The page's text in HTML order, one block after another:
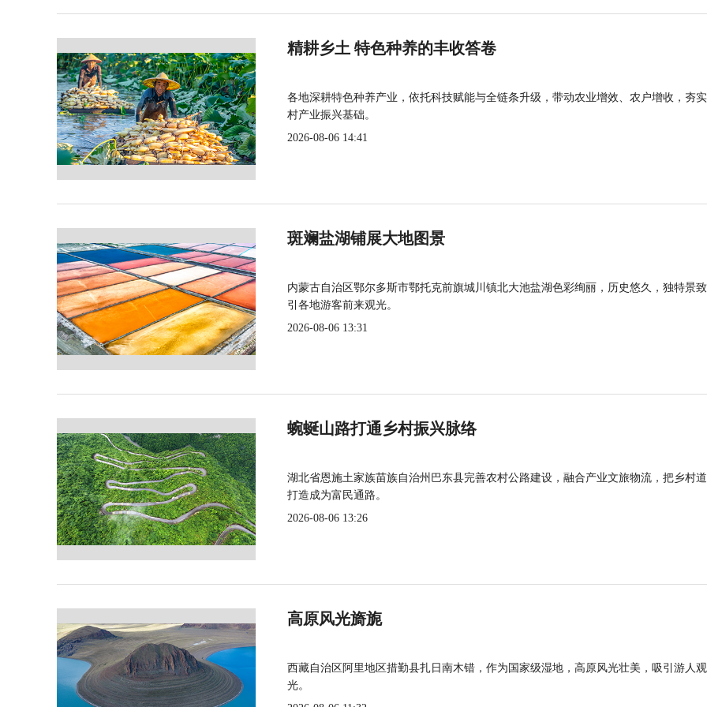
精耕乡土 特色种养的丰收答卷
各地深耕特色种养产业，依托科技赋能与全链条升级，带动农业增效、农户增收，夯
村产业振兴基础。
2026-08-06 14:41
斑斓盐湖铺展大地图景
内蒙古自治区鄂尔多斯市鄂托克前旗城川镇北大池盐湖色彩绚丽，历史悠久，独特景
引各地游客前来观光。
2026-08-06 13:31
蜿蜒山路打通乡村振兴脉络
湖北省恩施土家族苗族自治州巴东县完善农村公路建设，融合产业文旅物流，把乡村
打造成为富民通路。
2026-08-06 13:26
高原风光旖旎
西藏自治区阿里地区措勤县扎日南木错，作为国家级湿地，高原风光壮美，吸引游人观
光。